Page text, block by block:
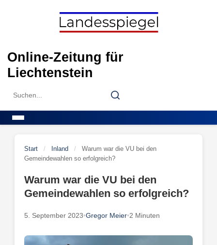
Online-Zeitung für
Liechtenstein
Search
Search
Start / Inland /
Warum war die VU bei den
Gemeindewahlen so erfolgreich?
Warum war die VU bei den
Gemeindewahlen so erfolgreich?
5. September 2023•Gregor Meier•2 Minuten